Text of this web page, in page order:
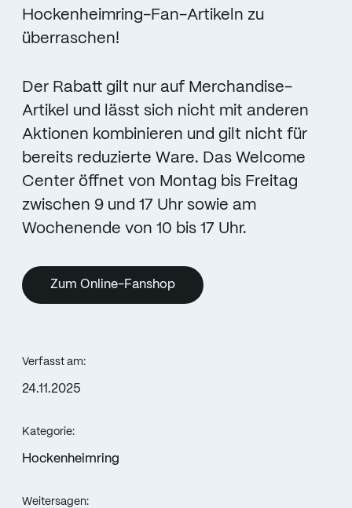
Hockenheimring-Fan-Artikeln zu
überraschen!
Der Rabatt gilt nur auf Merchandise-
Artikel und lässt sich nicht mit anderen
Aktionen kombinieren und gilt nicht für
bereits reduzierte Ware. Das Welcome
Center öffnet von Montag bis Freitag
zwischen 9 und 17 Uhr sowie am
Wochenende von 10 bis 17 Uhr.
Zum Online-Fanshop
Verfasst am:
24.11.2025
Kategorie:
Hockenheimring
Weitersagen: